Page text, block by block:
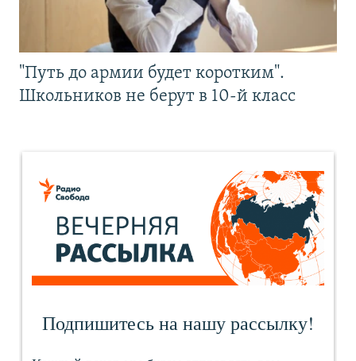
"Путь до армии будет коротким".
Школьников не берут в 10-й класс